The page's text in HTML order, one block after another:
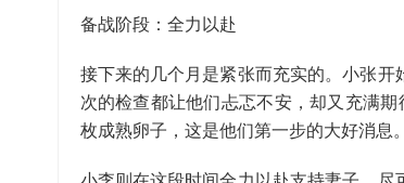
备战阶段：全力以赴
接下来的几个月是紧张而充实的。小张
次的检查都让他们忐忑不安，却又充满
枚成熟卵子，这是他们第一步的大好消息。